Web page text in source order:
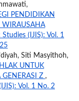
PENDIDIKAN
WIRAUSAHA
(IJIS): Vol. 1
Siti Masyithoh,
UNTUK
Z ,
Vol. 1 No. 2